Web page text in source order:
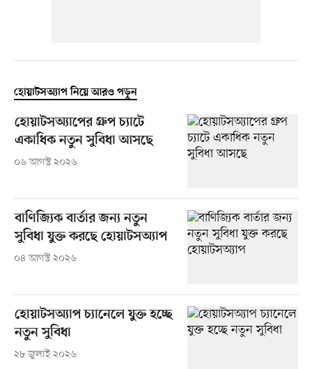
হোয়াটসঅ্যাপ নিয়ে আরও পড়ুন
হোয়াটসঅ্যাপের গ্রুপ চ্যাটে
একাধিক নতুন সুবিধা আসছে
০৬ আগস্ট ২০২৬
বাণিজ্যিক বার্তার জন্য নতুন
সুবিধা যুক্ত করছে হোয়াটসঅ্যাপ
০৪ আগস্ট ২০২৬
হোয়াটসঅ্যাপ চ্যানেলে যুক্ত হচ্ছে
নতুন সুবিধা
২৮ জুলাই ২০২৬